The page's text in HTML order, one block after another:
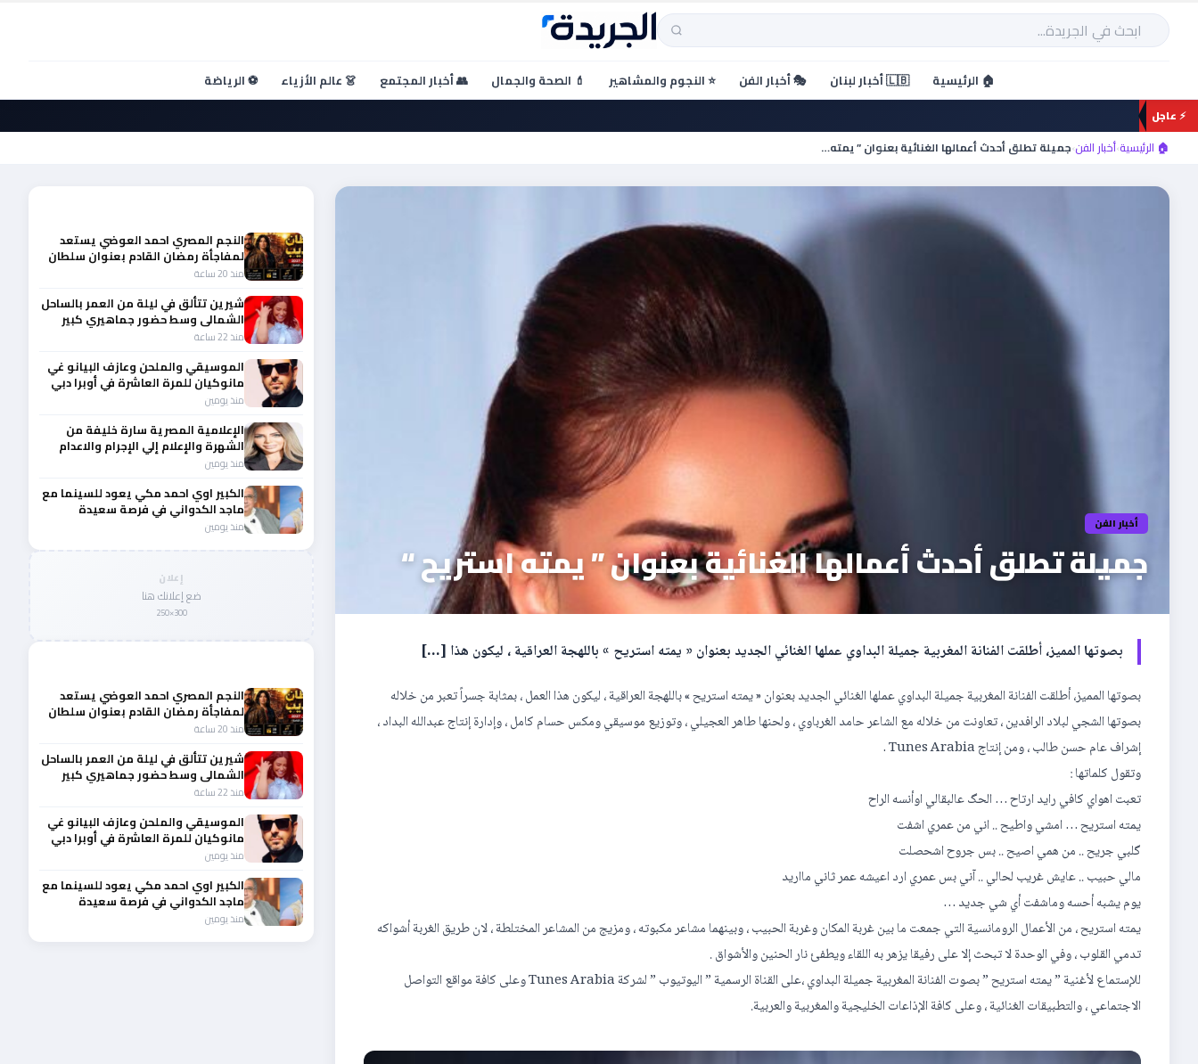
تخطي
المحتوى
بحث
🏠 الرئيسية 🇱🇧 أخبار لبنان 🎭 أخبار الفن ⭐ النجوم والمشاهير 💄 الصحة والجمال 👥 أخبار المجتمع 👗 عالم الأزياء ⚽ الرياضة
⚡ عاجل
🏠 الرئيسية›أخبار الفن›جميلة تطلق أحدث أعمالها الغنائية بعنوان ” يمته…
أخبار الفن
جميلة تطلق أحدث أعمالها الغنائية بعنوان ” يمته استريح “
بصوتها المميز، أطلقت الفنانة المغربية جميلة البداوي عملها الغنائي الجديد بعنوان « يمته استريح » باللهجة العراقية ، ليكون هذا […]
بصوتها المميز، أطلقت الفنانة المغربية جميلة البداوي عملها الغنائي الجديد بعنوان « يمته استريح » باللهجة العراقية ، ليكون هذا العمل ، بمثابة جسراً تعبر من خلاله
بصوتها الشجي لبلاد الرافدين ، تعاونت من خلاله مع الشاعر حامد الغرباوي ، ولحنها طاهر العجيلي ، وتوزيع موسيقي ومكس حسام كامل ، وإدارة إنتاج عبدالله البداد ،
إشراف عام حسن طالب ، ومن إنتاج Tunes Arabia .
وتقول كلماتها :
تعبت اهواي كافي رايد ارتاح … الحگ عالبقالي اوأنسه الراح
يمته استريح … امشي واطيح .. اني من عمري اشفت
گلبي جريح .. من همي اصيح .. بس جروح اشحصلت
مالي حبيب .. عايش غريب لحالي .. آني بس عمري ارد اعيشه عمر ثاني مااريد
يوم يشبه أحسه وماشفت أي شي جديد …
يمته استريح ، من الأعمال الرومانسية التي جمعت ما بين غربة المكان وغربة الحبيب ، وبينهما مشاعر مكبوته ، ومزيج من المشاعر المختلطة ، لان طريق الغربة أشواكه
تدمي القلوب ، وفي الوحدة لا تبحث إلا على رفيقا يزهر به اللقاء ويطفئ نار الحنين والأشواق .
للإستماع لأغنية ” يمته استريح ” بصوت الفنانة المغربية جميلة البداوي ،على القناة الرسمية ” اليوتيوب ” لشركة Tunes Arabia وعلى كافة مواقع التواصل
الاجتماعي ، والتطبيقات الغنائية ، وعلى كافة الإذاعات الخليجية والمغربية والعربية.
النجم المصري احمد العوضي يستعد
لمفاجأة رمضان القادم بعنوان سلطان
الديب
منذ 20 ساعة
شيرين تتألق في ليلة من العمر بالساحل
الشمالى وسط حضور جماهيري كبير
منذ 22 ساعة
الموسيقي والملحن وعازف البيانو غي
مانوكيان للمرة العاشرة في أوبرا دبي
منذ يومين
الإعلامية المصرية سارة خليفة من
الشهرة والإعلام إلي الإجرام والاعدام
منذ يومين
الكبير اوي احمد مكي يعود للسينما مع
ماجد الكدواني في فرصة سعيدة
منذ يومين
إعلان
ضع إعلانك هنا
300×250
النجم المصري احمد العوضي يستعد
لمفاجأة رمضان القادم بعنوان سلطان
الديب
منذ 20 ساعة
شيرين تتألق في ليلة من العمر بالساحل
الشمالى وسط حضور جماهيري كبير
منذ 22 ساعة
الموسيقي والملحن وعازف البيانو غي
مانوكيان للمرة العاشرة في أوبرا دبي
منذ يومين
الكبير اوي احمد مكي يعود للسينما مع
ماجد الكدواني في فرصة سعيدة
منذ يومين